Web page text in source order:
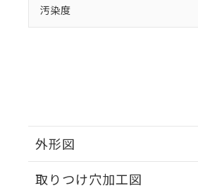
汚染度
外形図
取りつけ穴加工図